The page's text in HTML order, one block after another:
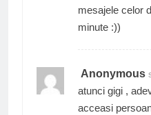
mesajele celor
minute :))
Anonymous
atunci gigi ,
acceasi